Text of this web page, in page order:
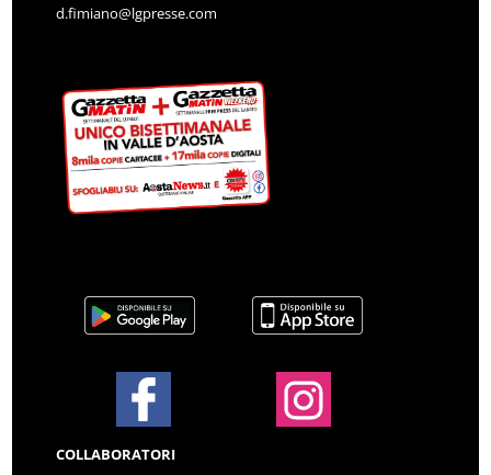
d.fimiano@lgpresse.com
COLLABORATORI